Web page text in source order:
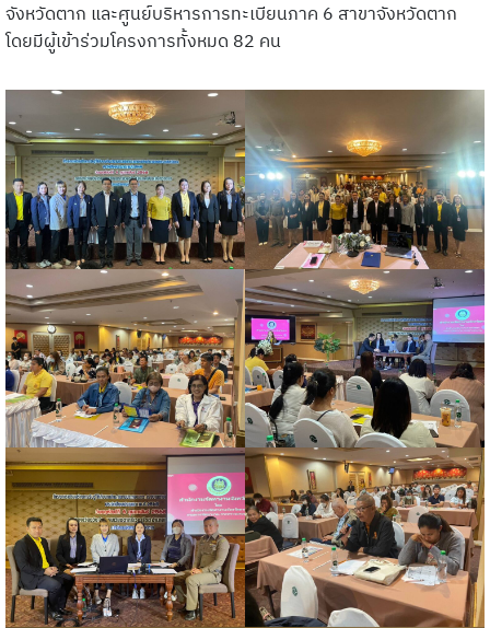
จังหวัดตาก และศูนย์บริหารการทะเบียนภาค 6 สาขาจังหวัดตาก
โดยมีผู้เข้าร่วมโครงการทั้งหมด 82 คน